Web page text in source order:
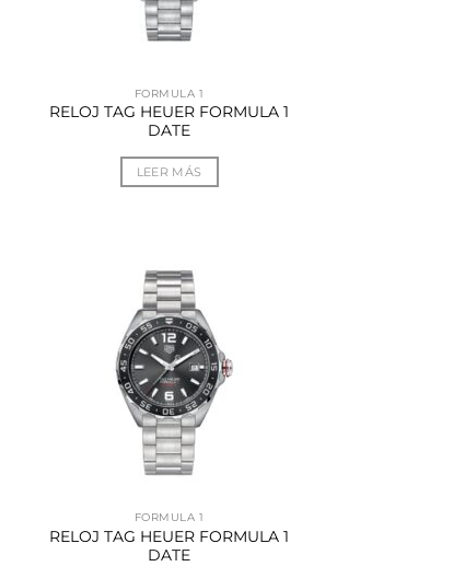
FORMULA 1
RELOJ TAG HEUER FORMULA 1
DATE
LEER MÁS
FORMULA 1
RELOJ TAG HEUER FORMULA 1
DATE